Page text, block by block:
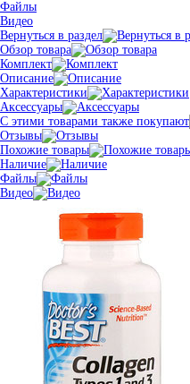
Файлы
Видео
Вернуться в раздел
Обзор товара
Комплект
Описание
Характеристики
Аксессуары
С этими товарами также покупают
Отзывы
Похожие товары
Наличие
Файлы
Видео